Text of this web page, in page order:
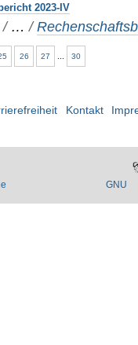
2023-IV
/ …/
26 27 30
Kontakt
GNU